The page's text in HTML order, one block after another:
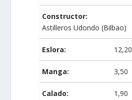
Constructor:
Astilleros Udondo (Bilbao)
Eslora: 12,20
Manga: 3,50
Calado: 1,90